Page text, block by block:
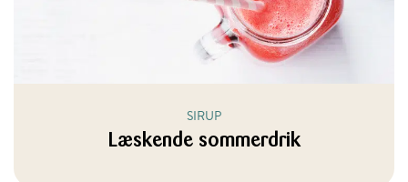
SIRUP
Læskende sommerdrik